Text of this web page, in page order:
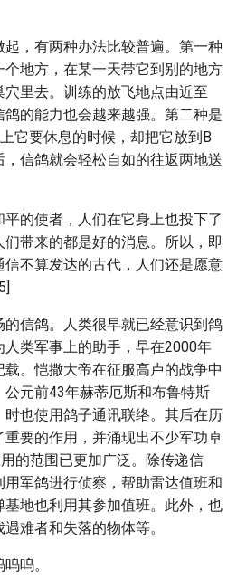
，有两种办法比较普遍。第一种
地方，在某一天带它到别的地方
里去。训练的放飞地点由近至
的能力也会越来越强。第二种是
它要休息的时候，却把它放到B
信鸽就会轻松自如的往返两地送
的使者，人们在它身上也投下了
带来的都是好的消息。所以，即
不算发达的古代，人们还是愿意
信鸽。人类很早就已经意识到鸽
类军事上的助手，早在2000年
。恺撒大帝在征服高卢的战争中
元前43年赫蒂厄斯和布鲁特斯
也使用鸽子通讯联络。其后在历
要的作用，并涌现出不少军功卓
的范围已更加广泛。除传递信
军鸽进行侦察，帮助雷达值班和
地也利用其参加值班。此外，也
难者和失落的物体等。
呜。